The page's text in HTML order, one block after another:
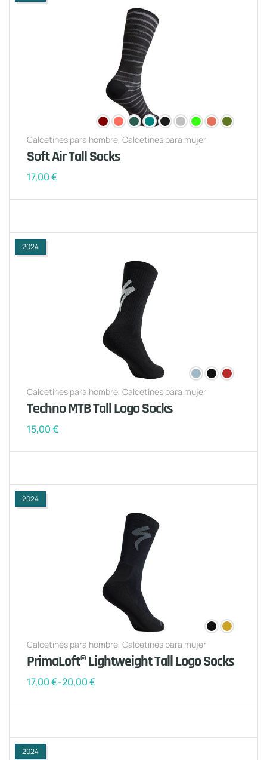
Calcetines para hombre, Calcetines para mujer
Soft Air Tall Socks
17,00€
2024
Calcetines para hombre, Calcetines para mujer
Techno MTB Tall Logo Socks
15,00€
2024
Calcetines para hombre, Calcetines para mujer
PrimaLoft® Lightweight Tall Logo Socks
17,00€-20,00€
2024